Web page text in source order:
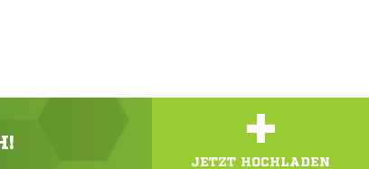
+
JETZT HOCHLADEN